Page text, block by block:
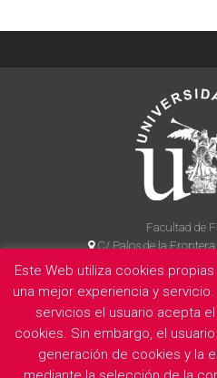
Facultad de
C/ Palos de la Frontera
954 55
La Facultad Información legal
E
Este Web utiliza cookies
una mejor experiencia y
servicios el usuario acepta
cookies. Sin embargo, el
generación de cookies y la